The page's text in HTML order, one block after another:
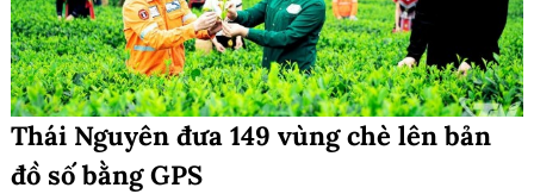
Thái Nguyên đưa 149 vùng chè lên bản
đồ số bằng GPS